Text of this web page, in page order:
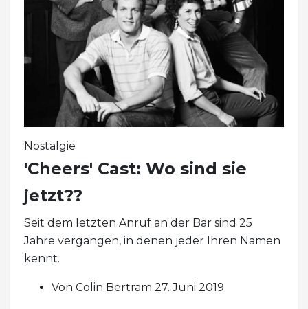
Nostalgie
'Cheers' Cast: Wo sind sie
jetzt??
Seit dem letzten Anruf an der Bar sind 25
Jahre vergangen, in denen jeder Ihren Namen
kennt.
Von Colin Bertram 27. Juni 2019